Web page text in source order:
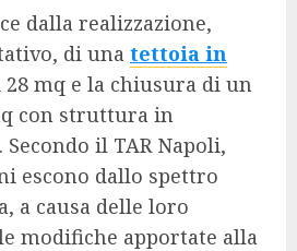
dalla realizzazione,
di una tettoia in
28 mq e la chiusura di un
con struttura in
il TAR Napoli,
escono dallo spettro
a causa delle loro
modifiche apportate alla